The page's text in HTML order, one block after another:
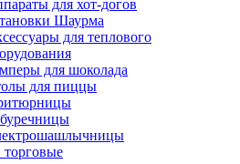
для хот-догов
Шаурма
для теплового
для шоколада
для пиццы
торговые